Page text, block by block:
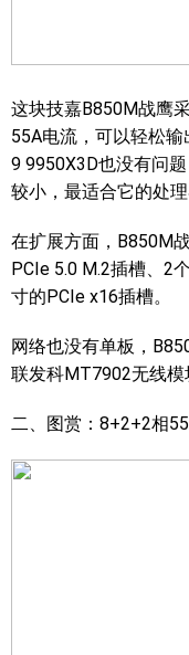
这块技嘉B850M战鹰
55A电流，可以轻松
9 9950X3D也没有问
较小，最适合它的处
在扩展方面，B850M
PCIe 5.0 M.2插槽、2
寸的PCIe x16插槽。
网络也没有单板，
联发科MT7902无线模
二、图赏：8+2+2相